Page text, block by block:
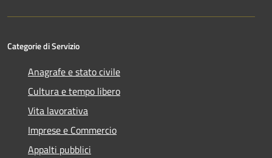
Categorie di Servizio
Anagrafe e stato civile
Cultura e tempo libero
Vita lavorativa
Imprese e Commercio
Appalti pubblici